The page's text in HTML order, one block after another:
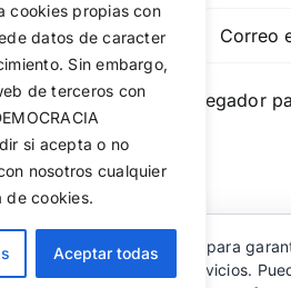
cookies propias con
datos de caracter
Sin embargo,
de terceros con
si acepta o no
nosotros cualquier
de cookies.
Aceptar todas
y sitio web en este navegador
propias y de terceros para
uso y mejorar nuestros servicios.